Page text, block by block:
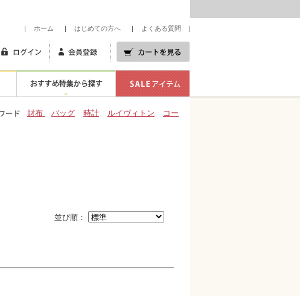
ホーム はじめての方へ よくある質問
財布 バッグ 時計 ルイヴィトン
コー
並び順：